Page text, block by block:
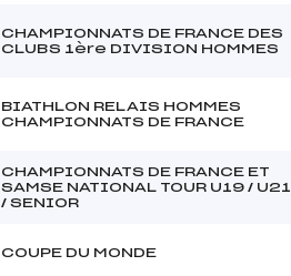
CHAMPIONNATS DE FRANCE DES
CLUBS 1ère DIVISION HOMMES
BIATHLON RELAIS HOMMES
CHAMPIONNATS DE FRANCE
CHAMPIONNATS DE FRANCE ET
SAMSE NATIONAL TOUR U19 / U21
/ SENIOR
COUPE DU MONDE